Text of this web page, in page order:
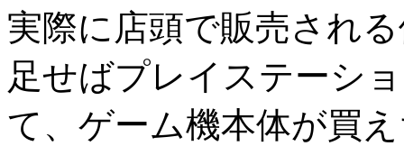
実際に店頭で販売され
足せばプレイステーシ
て、ゲーム機本体が買